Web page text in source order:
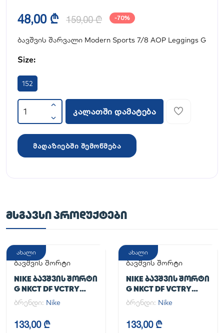
48,00 ₾ 159,00 ₾ -70%
ბავშვის შარვალი Modern Sports 7/8 AOP Leggings G
Size:
152
კალათში დამატება
მაღაზიებში შემოწმება
ᲛᲡᲒᲐᲕᲡᲘ ᲞᲠᲝᲓᲣᲥᲢᲔᲑᲘ
ახალი
ბავშვის შორტი
NIKE ᲑᲐᲕᲨᲕᲘᲡ ᲨᲝᲠᲢᲘ
G NKCT DF VCTRY
FLOUNCY SKRT
ბრენდი: Nike
133,00 ₾
ახალი
ბავშვის შორტი
NIKE ᲑᲐᲕᲨᲕᲘᲡ ᲨᲝᲠᲢᲘ
G NKCT DF VCTRY
FLOUNCY SKRT
ბრენდი: Nike
133,00 ₾